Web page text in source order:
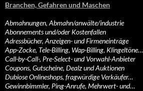
Branchen, Gefahren und Maschen
Abmahnungen, Abmahn/anwälte/industrie
Abonnements und/oder Kostenfallen
Adressbücher, Anzeigen- und Firmeneinträge
App-Zocke, Tele-Billing, Wap-Billing, Klingeltöne…
Call-by-Call-, Pre-Select- und Vorwahl-Anbieter
Coupons, Gutscheine, Dealz und Auktionen
Dubiose Onlineshops, fragwürdige Verkäufer…
Gewinnbimmler, Ping-Anrufe, Mehrwert- und…